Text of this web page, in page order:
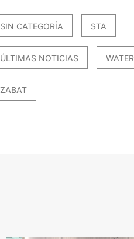
SIN CATEGORÍA STA
ÚLTIMAS NOTICIAS WATER
ZABAT